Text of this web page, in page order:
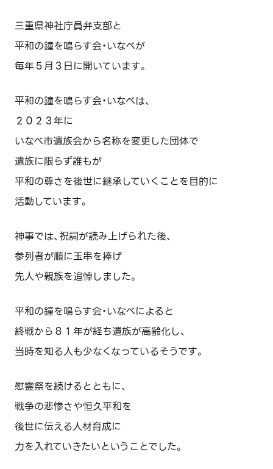
三重県神社庁員弁支部と
平和の鐘を鳴らす会・いなべが
毎年５月３日に開いています。
平和の鐘を鳴らす会・いなべは、
２０２３年に
いなべ市遺族会から名称を変更した団体で
遺族に限らず誰もが
平和の尊さを後世に継承していくことを目的に
活動しています。
神事では、祝詞が読み上げられた後、
参列者が順に玉串を捧げ
先人や親族を追悼しました。
平和の鐘を鳴らす会・いなべによると
終戦から８１年が経ち遺族が高齢化し、
当時を知る人も少なくなっているそうです。
慰霊祭を続けるとともに、
戦争の悲惨さや恒久平和を
後世に伝える人材育成に
力を入れていきたいということでした。